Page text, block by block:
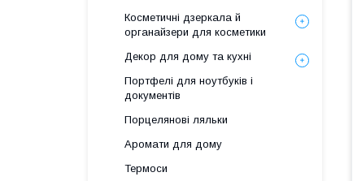
Косметичні дзеркала й
органайзери для косметики
Декор для дому та кухні
Портфелі для ноутбуків і
документів
Порцелянові ляльки
Аромати для дому
Термоси